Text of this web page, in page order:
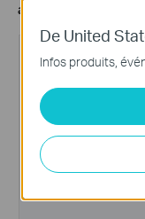
automatiquement.
De United
Infos produits,